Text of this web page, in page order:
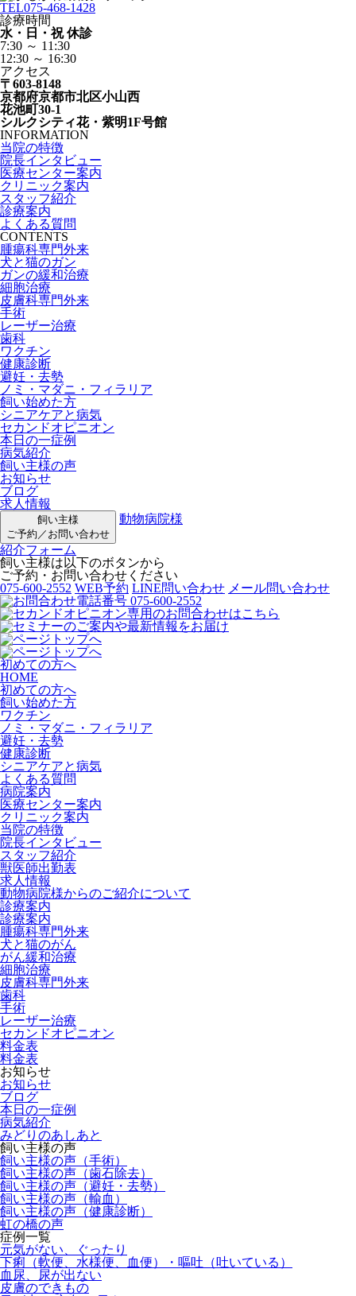
TEL075-468-1428
診療時間
水・日・祝 休診
7:30 ～ 11:30
12:30 ～ 16:30
アクセス
〒603-8148
京都府京都市北区小山西
花池町30-1
シルクシティ花・紫明1F号館
INFORMATION
当院の特徴
院長インタビュー
医療センター案内
クリニック案内
スタッフ紹介
診療案内
よくある質問
CONTENTS
腫瘍科専門外来
犬と猫のガン
ガンの緩和治療
細胞治療
皮膚科専門外来
手術
レーザー治療
歯科
ワクチン
健康診断
避妊・去勢
ノミ・マダニ・フィラリア
飼い始めた方
シニアケアと病気
セカンドオピニオン
本日の一症例
病気紹介
飼い主様の声
お知らせ
ブログ
求人情報
飼い主様
ご予約／お問い合わせ
動物病院様
紹介フォーム
飼い主様は以下のボタンから
ご予約・お問い合わせください
075-600-2552 WEB予約 LINE問い合わせ メール問い合わせ
初めての方へ
HOME
初めての方へ
飼い始めた方
ワクチン
ノミ・マダニ・フィラリア
避妊・去勢
健康診断
シニアケアと病気
よくある質問
病院案内
医療センター案内
クリニック案内
当院の特徴
院長インタビュー
スタッフ紹介
獣医師出勤表
求人情報
動物病院様からのご紹介について
診療案内
診療案内
腫瘍科専門外来
犬と猫のがん
がん緩和治療
細胞治療
皮膚科専門外来
歯科
手術
レーザー治療
セカンドオピニオン
料金表
料金表
お知らせ
お知らせ
ブログ
本日の一症例
病気紹介
みどりのあしあと
飼い主様の声
飼い主様の声（手術）
飼い主様の声（歯石除去）
飼い主様の声（避妊・去勢）
飼い主様の声（輸血）
飼い主様の声（健康診断）
虹の橋の声
症例一覧
元気がない、ぐったり
下痢（軟便、水様便、血便）・嘔吐（吐いている）
血尿、尿が出ない
皮膚のできもの